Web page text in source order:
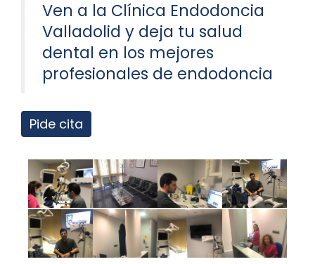
Ven a la Clínica Endodoncia
Valladolid y deja tu salud
dental en los mejores
profesionales de endodoncia
Pide cita